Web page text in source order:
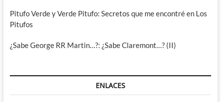
Pitufo Verde y Verde Pitufo: Secretos que me encontré en Los
Pitufos
¿Sabe George RR Martin…?: ¿Sabe Claremont…? (II)
ENLACES